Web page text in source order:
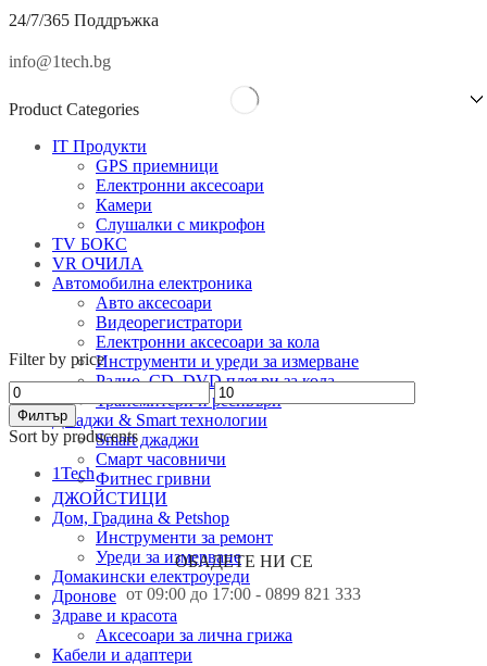
24/7/365 Поддръжка
info@1tech.bg
Product Categories
IT Продукти
GPS приемници
Електронни аксесоари
Камери
Слушалки с микрофон
TV БОКС
VR ОЧИЛА
Автомобилна електроника
Авто аксесоари
Видеорегистратори
Електронни аксесоари за кола
Инструменти и уреди за измерване
Радио, CD, DVD плеъри за кола
Трансмитери и ресивъри
Джаджи & Smart технологии
Smart джаджи
Смарт часовничи
Фитнес гривни
ДЖОЙСТИЦИ
Дом, Градина & Petshop
Инструменти за ремонт
Уреди за измерване
Домакински електроуреди
Дронове
Здраве и красота
Аксесоари за лична грижа
Кабели и адаптери
Filter by price
Минимална
цена
Максимална
цена
Филтър
Sort by producents
1Tech
EXAMPLE TITLE
Door sit amet, consectetur adip iscing elit, sed do ore magna
View more
ОБАДЕТЕ НИ СЕ
от 09:00 до 17:00 - 0899 821 333